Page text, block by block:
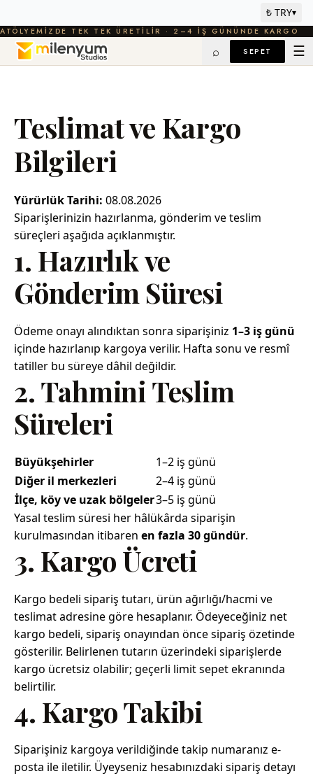
₺ TRY▾
ATÖLYEMIZDE TEK TEK ÜRETILIR · 2–4 IŞ GÜNÜNDE KARGO
⌕ SEPET ☰
Teslimat ve Kargo
Bilgileri
Yürürlük Tarihi: 08.08.2026
Siparişlerinizin hazırlanma, gönderim ve teslim
süreçleri aşağıda açıklanmıştır.
1. Hazırlık ve
Gönderim Süresi
Ödeme onayı alındıktan sonra siparişiniz 1–3 iş günü
içinde hazırlanıp kargoya verilir. Hafta sonu ve resmî
tatiller bu süreye dâhil değildir.
2. Tahmini Teslim
Süreleri
Büyükşehirler
1–2 iş günü
Diğer il merkezleri
2–4 iş günü
İlçe, köy ve uzak bölgeler3–5 iş günü
Yasal teslim süresi her hâlükârda siparişin
kurulmasından itibaren en fazla 30 gündür.
3. Kargo Ücreti
Kargo bedeli sipariş tutarı, ürün ağırlığı/hacmi ve
teslimat adresine göre hesaplanır. Ödeyeceğiniz net
kargo bedeli, sipariş onayından önce sipariş özetinde
gösterilir. Belirlenen tutarın üzerindeki siparişlerde
kargo ücretsiz olabilir; geçerli limit sepet ekranında
belirtilir.
4. Kargo Takibi
Siparişiniz kargoya verildiğinde takip numaranız e-
posta ile iletilir. Üyeyseniz hesabınızdaki sipariş detayı